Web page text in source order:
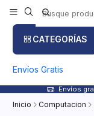
CATEGORÍAS
Envíos Gratis
Envíos
Inicio Computacion